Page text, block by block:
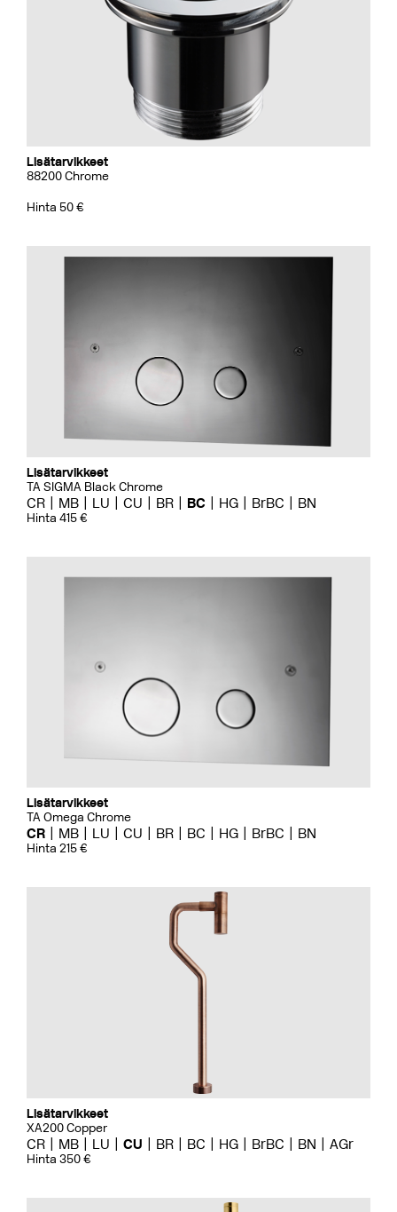
Lisätarvikkeet
88200 Chrome
Hinta 50 €
Lisätarvikkeet
TA SIGMA Black Chrome
CR MB LU CU BR BC HG BrBC BN
Hinta 415 €
Lisätarvikkeet
TA Omega Chrome
CR MB LU CU BR BC HG BrBC BN
Hinta 215 €
Lisätarvikkeet
XA200 Copper
CR MB LU CU BR BC HG BrBC BN AGr
Hinta 350 €